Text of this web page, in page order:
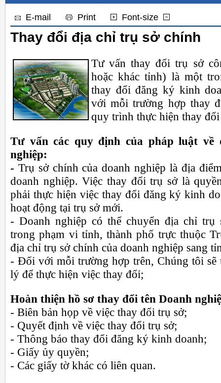
E-mail Print Font-size
Thay đổi địa chỉ trụ sở chính
Tư vấn thay đổi trụ sở
hoặc khác tỉnh) là một
thay đổi đăng ký kinh
với mỗi trường hợp thay
quy trình thực hiện thay
Tư vấn các quy định của pháp luật về
nghiệp:
- Trụ sở chính của doanh nghiệp là địa
doanh nghiệp. Việc thay đổi trụ sở là
phải thực hiện việc thay đổi đăng ký kinh
hoạt động tại trụ sở mới.
- Doanh nghiệp có thể chuyển địa chỉ trụ
trong phạm vi tỉnh, thành phố trực thuộc
địa chỉ trụ sở chính của doanh nghiệp sang
- Đối với mỗi trường hợp trên, Chúng tôi sẽ
lý để thực hiện việc thay đổi;
Hoàn thiện hồ sơ thay đổi tên Doanh
- Biên bản họp về việc thay đổi trụ sở;
- Quyết định về việc thay đổi trụ sở;
- Thông báo thay đổi đăng ký kinh doanh;
- Giấy ủy quyền;
- Các giấy tờ khác có liên quan.